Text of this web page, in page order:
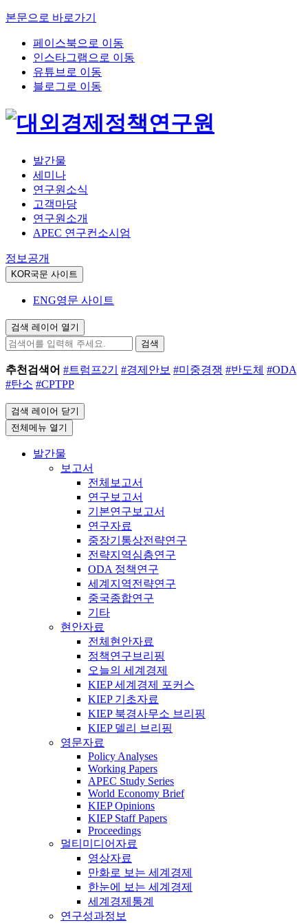
본문으로 바로가기
페이스북으로 이동
인스타그램으로 이동
유튜브로 이동
블로그로 이동
발간물
세미나
연구원소식
고객마당
연구원소개
APEC 연구컨소시엄
정보공개
KOR국문 사이트
ENG영문 사이트
검색 레이어 열기
검색
추천검색어 #트럼프2기 #경제안보 #미중경쟁 #반도체 #ODA
#탄소 #CPTPP
검색 레이어 닫기
전체메뉴 열기
발간물
보고서
전체보고서
연구보고서
기본연구보고서
연구자료
중장기통상전략연구
전략지역심층연구
ODA 정책연구
세계지역전략연구
중국종합연구
기타
현안자료
전체현안자료
정책연구브리핑
오늘의 세계경제
KIEP 세계경제 포커스
KIEP 기초자료
KIEP 북경사무소 브리핑
KIEP 델리 브리핑
영문자료
Policy Analyses
Working Papers
APEC Study Series
World Economy Brief
KIEP Opinions
KIEP Staff Papers
Proceedings
멀티미디어자료
영상자료
만화로 보는 세계경제
한눈에 보는 세계경제
세계경제통계
연구성과정보